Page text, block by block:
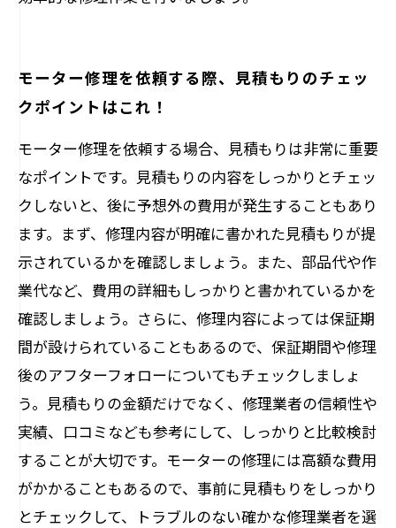
モーター修理を依頼する際、見積もりのチェッ
クポイントはこれ！
モーター修理を依頼する場合、見積もりは非常に重要
なポイントです。見積もりの内容をしっかりとチェッ
クしないと、後に予想外の費用が発生することもあり
ます。まず、修理内容が明確に書かれた見積もりが提
示されているかを確認しましょう。また、部品代や作
業代など、費用の詳細もしっかりと書かれているかを
確認しましょう。さらに、修理内容によっては保証期
間が設けられていることもあるので、保証期間や修理
後のアフターフォローについてもチェックしましょ
う。見積もりの金額だけでなく、修理業者の信頼性や
実績、口コミなども参考にして、しっかりと比較検討
することが大切です。モーターの修理には高額な費用
がかかることもあるので、事前に見積もりをしっかり
とチェックして、トラブルのない確かな修理業者を選